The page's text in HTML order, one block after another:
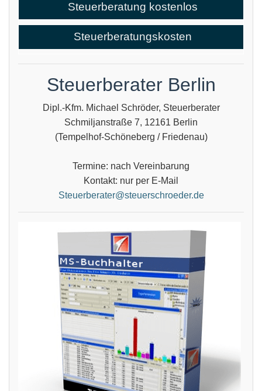
Steuerberatung kostenlos
Steuerberatungskosten
Steuerberater Berlin
Dipl.-Kfm. Michael Schröder, Steuerberater
Schmiljanstraße 7, 12161 Berlin
(Tempelhof-Schöneberg / Friedenau)
Termine: nach Vereinbarung
Kontakt: nur per E-Mail
Steuerberater@steuerschroeder.de